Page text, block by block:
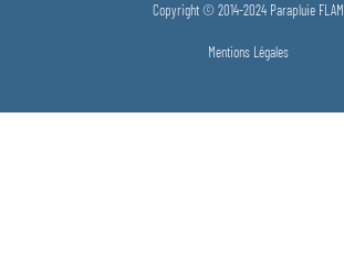
Copyright © 2014-2024 Parapluie FLAM
Mentions Légales